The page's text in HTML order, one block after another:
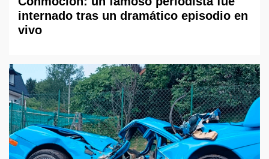
internado tras un dramático episodio en
vivo